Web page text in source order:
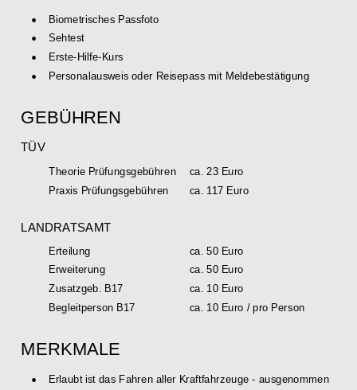
• Biometrisches Passfoto
• Sehtest
• Erste-Hilfe-Kurs
• Personalausweis oder Reisepass mit Meldebestätigung
GEBÜHREN
TÜV
Theorie Prüfungsgebühren
ca. 23 Euro
Praxis Prüfungsgebühren
ca. 117 Euro
LANDRATSAMT
Erteilung
ca. 50 Euro
Erweiterung
ca. 50 Euro
Zusatzgeb. B17
ca. 10 Euro
Begleitperson B17
ca. 10 Euro / pro Person
MERKMALE
• Erlaubt ist das Fahren aller Kraftfahrzeuge - ausgenommen